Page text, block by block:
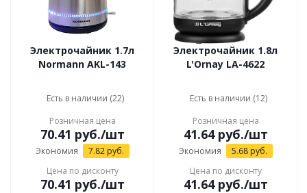
Электрочайник 1.7л
Normann AKL-143
Есть в наличии (22)
Розничная цена
70.41 руб./шт
Экономия 7.82руб.
Цена по дисконту
70.41 руб./шт
Электрочайник 1.8л
L'Ornay LA-4622
Есть в наличии (12)
Розничная цена
41.64руб./шт
Экономия 5.68руб.
Цена по дисконту
41.64руб./шт